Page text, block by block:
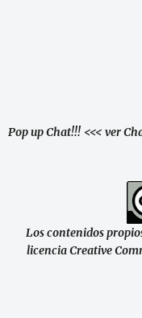
Pop up Chat!!! <<< ver
Los contenidos
licencia Creative